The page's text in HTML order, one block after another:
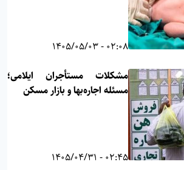
02:08 - 1405/05/03
مشکلات مستأجران ایلامی؛
مسئله اجاره‌بها و بازار مسکن
02:45 - 1405/04/31